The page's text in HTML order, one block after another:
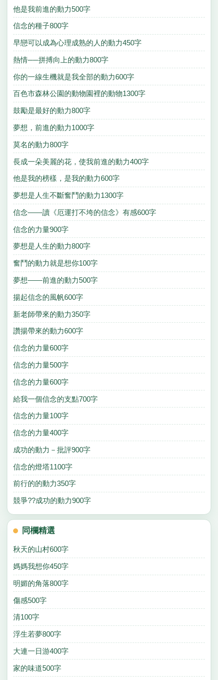
他是我前進的動力500字
信念的種子800字
早戀可以成為心理成熟的人的動力450字
熱情──拼搏向上的動力800字
你的一線生機就是我全部的動力600字
百色市森林公園的動物園裡的動物1300字
鼓勵是最好的動力800字
夢想，前進的動力1000字
莫名的動力800字
長成一朵美麗的花，使我前進的動力400字
他是我的榜樣，是我的動力600字
夢想是人生不斷奮鬥的動力1300字
信念——讀《厄運打不垮的信念》有感600字
信念的力量900字
夢想是人生的動力800字
奮鬥的動力就是想你100字
夢想——前進的動力500字
揚起信念的風帆600字
新老師帶來的動力350字
讚揚帶來的動力600字
信念的力量600字
信念的力量500字
信念的力量600字
給我一個信念的支點700字
信念的力量100字
信念的力量400字
成功的動力－批評900字
信念的燈塔1100字
前行的的動力350字
競爭??成功的動力900字
同欄精選
秋天的山村600字
媽媽我想你450字
明媚的角落800字
傷感500字
清100字
浮生若夢800字
大連一日游400字
家的味道500字